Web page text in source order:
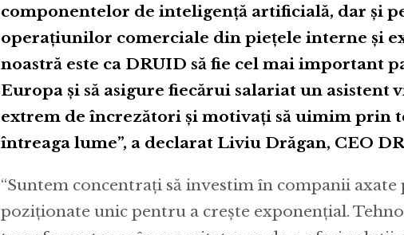
componentelor de inteligenţă artificială, dar şi
operaţiunilor comerciale din pieţele interne și
noastră este ca DRUID să fie cel mai important
Europa și să asigure fiecărui salariat un asistent
extrem de încrezători şi motivaţi să uimim prin
întreaga lume”, a declarat Liviu Drăgan, CEO
“Suntem concentrați să investim în companii axate
poziționate unic pentru a crește exponențial.